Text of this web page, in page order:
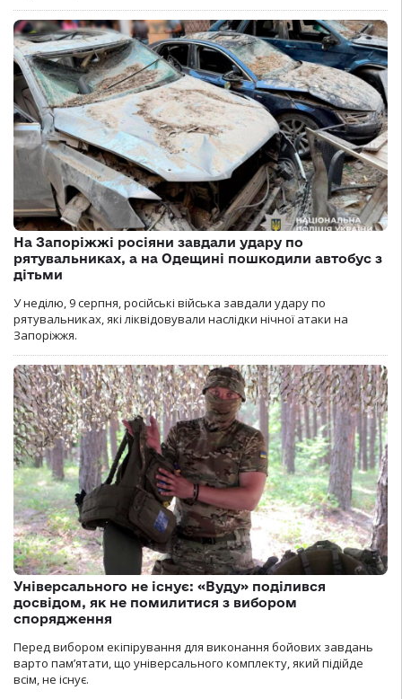
На Запоріжжі росіяни завдали удару по
рятувальниках, а на Одещині пошкодили автобус з
дітьми
У неділю, 9 серпня, російські війська завдали удару по
рятувальниках, які ліквідовували наслідки нічної атаки на
Запоріжжя.
Універсального не існує: «Вуду» поділився
досвідом, як не помилитися з вибором
спорядження
Перед вибором екіпірування для виконання бойових завдань
варто пам’ятати, що універсального комплекту, який підійде
всім, не існує.